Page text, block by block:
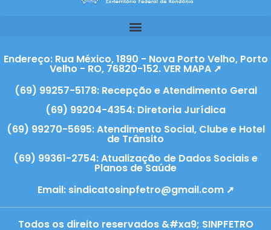
Endereço: Rua México, 1890 - Nova Porto Velho, Porto
Velho - RO, 76820-152. VER MAPA ➚
(69) 99257-5178: Recepção e Atendimento Geral
(69) 99204-4354: Diretoria Jurídica
(69) 99270-5695: Atendimento Social, Clube e Hotel
de Trânsito
(69) 99361-2754: Atualização de Dados Sociais e
Planos de Saúde
Email: sindicatosinpfetro@gmail.com ➚
Todos os direito reservados &#xa9; SINPFETRO